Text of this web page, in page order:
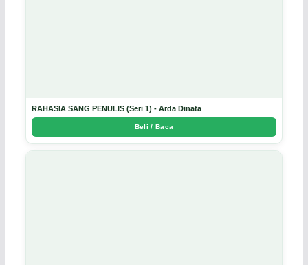
RAHASIA SANG PENULIS (Seri 1) - Arda Dinata
Beli / Baca